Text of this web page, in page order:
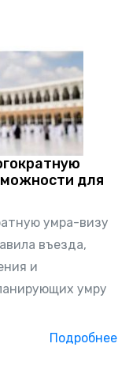
для
умра-визу
въезда,
и
умру
Подробнее